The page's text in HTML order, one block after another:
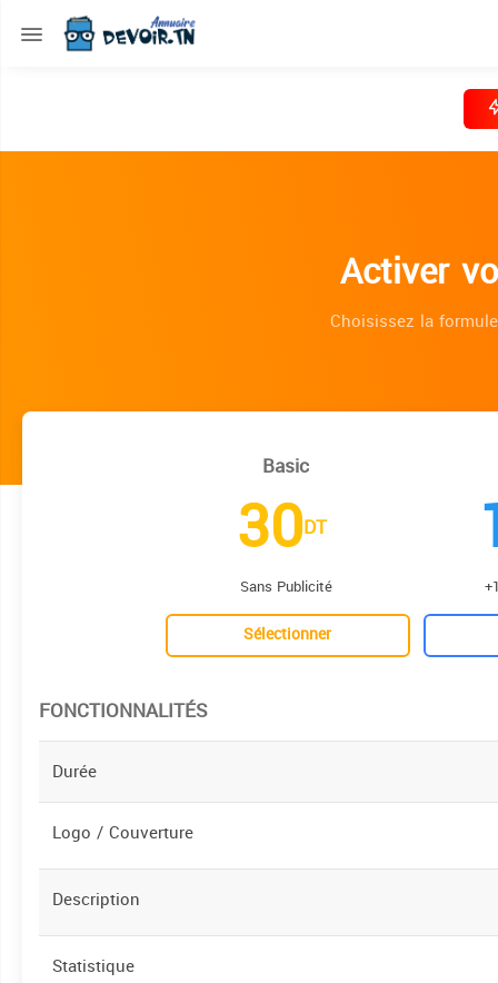
Activer
Choisissez la
Basic
30DT
Sans Publicité
Sélectionner
FONCTIONNALITÉS
Durée
Logo / Couverture
Description
Statistique